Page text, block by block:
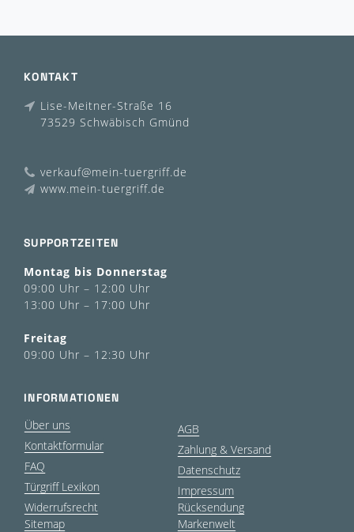
KONTAKT
Lise-Meitner-Straße 16
73529 Schwäbisch Gmünd
verkauf@mein-tuergriff.de
www.mein-tuergriff.de
SUPPORTZEITEN
Montag bis Donnerstag
09:00 Uhr – 12:00 Uhr
13:00 Uhr – 17:00 Uhr
Freitag
09:00 Uhr – 12:30 Uhr
INFORMATIONEN
Über uns
Kontaktformular
FAQ
Türgriff Lexikon
Widerrufsrecht
Sitemap
AGB
Zahlung & Versand
Datenschutz
Impressum
Rücksendung
Markenwelt